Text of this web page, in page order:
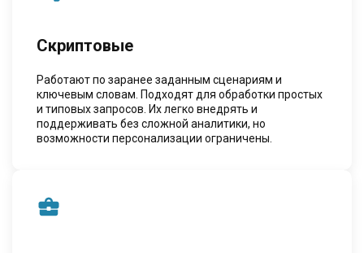
Скриптовые
Работают по заранее заданным сценариям и
ключевым словам. Подходят для обработки простых
и типовых запросов. Их легко внедрять и
поддерживать без сложной аналитики, но
возможности персонализации ограничены.